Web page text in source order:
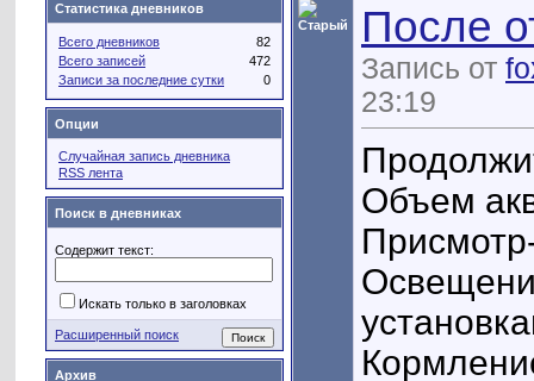
После
Запись от
23:19
Объем
Статистика дневников
Всего дневников
82
Всего записей
472
Записи за последние сутки
0
Опции
Случайная запись дневника
RSS лента
Поиск в дневниках
Содержит текст:
Искать только в заголовках
Расширенный поиск
Архив